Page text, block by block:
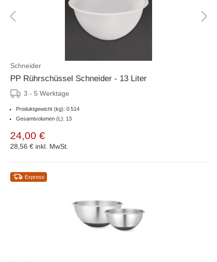
Schneider
PP Rührschüssel Schneider - 13 Liter
3 - 5 Werktage
Produktgewicht (kg): 0.514
Gesamtvolumen (L): 13
24,00 €
28,56 € inkl. MwSt.
Express